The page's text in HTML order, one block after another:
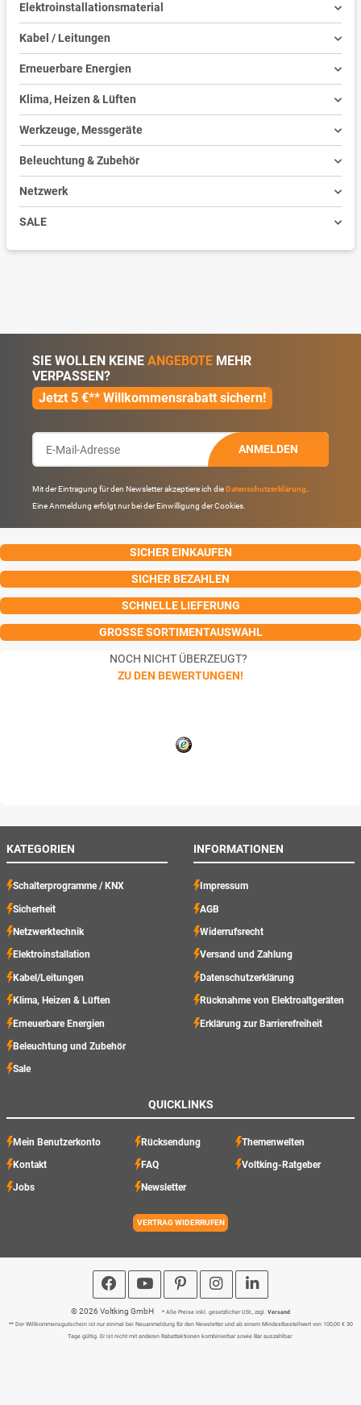
Elektroinstallationsmaterial
Kabel / Leitungen
Erneuerbare Energien
Klima, Heizen & Lüften
Werkzeuge, Messgeräte
Beleuchtung & Zubehör
Netzwerk
SALE
SIE WOLLEN KEINE ANGEBOTE MEHR
VERPASSEN?
Jetzt 5 €** Willkommensrabatt sichern!
ANMELDEN
Mit der Eintragung für den Newsletter akzeptiere ich dieDatenschutzerklärung
Eine Anmeldung erfolgt nur bei der Einwilligung der Cookies.
SICHER EINKAUFEN
SICHER BEZAHLEN
SCHNELLE LIEFERUNG
GROSSE SORTIMENTAUSWAHL
NOCH NICHT ÜBERZEUGT?
ZU DEN BEWERTUNGEN!
KATEGORIEN
Schalterprogramme / KNX
Sicherheit
Netzwerktechnik
Elektroinstallation
Kabel/Leitungen
Klima, Heizen & Lüften
Erneuerbare Energien
Beleuchtung und Zubehör
Sale
INFORMATIONEN
Impressum
AGB
Widerrufsrecht
Versand und Zahlung
Datenschutzerklärung
Rücknahme von Elektroaltgeräten
Erklärung zur Barrierefreiheit
QUICKLINKS
Mein Benutzerkonto Rücksendung Themenwelten
Kontakt FAQ Voltking-Ratgeber
Jobs Newsletter
VERTRAG WIDERRUFEN
© 2026 Voltking GmbH * Alle Preise inkl. gesetzlicher USt., zzgl. Versand
** Der Willkommensgutschein ist nur einmal bei Neuanmeldung für den Newsletter und ab einem Mindestbestellwert von 100,00 € 30
Tage gültig. Er ist nicht mit anderen Rabattaktionen kombinierbar sowie Bar auszahlbar.